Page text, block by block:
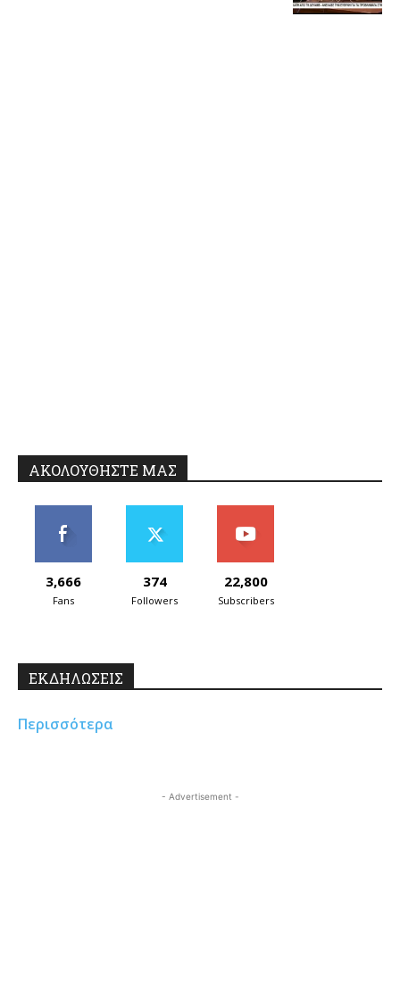
ΑΚΟΛΟΥΘΗΣΤΕ ΜΑΣ
3,666
Fans
374
Followers
22,800
Subscribers
ΕΚΔΗΛΩΣΕΙΣ
Περισσότερα
- Advertisement -